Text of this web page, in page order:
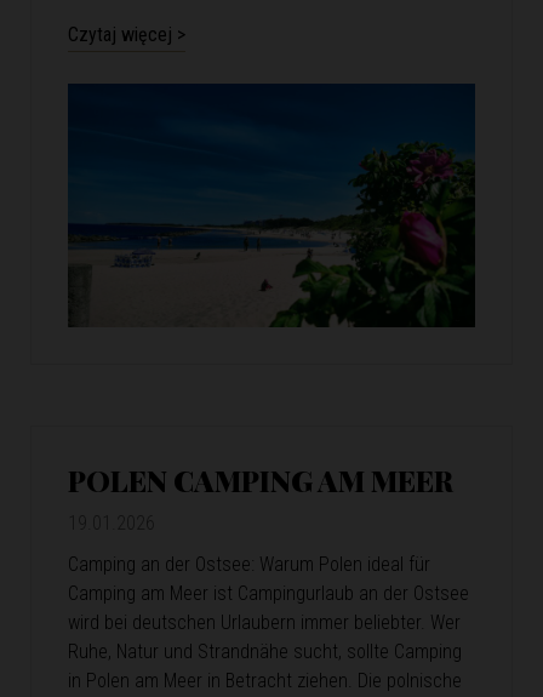
Czytaj więcej >
POLEN CAMPING AM MEER
Camping an der Ostsee: Warum Polen ideal für
Camping am Meer ist Campingurlaub an der Ostsee
wird bei deutschen Urlaubern immer beliebter. Wer
Ruhe, Natur und Strandnähe sucht, sollte Camping
in Polen am Meer in Betracht ziehen. Die polnische